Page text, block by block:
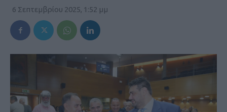
6 Σεπτεμβρίου 2025, 1:52 μμ